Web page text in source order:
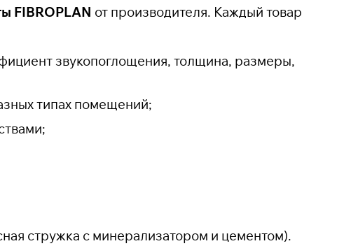
FIBROPLAN от производителя. Каждый товар
звукопоглощения, толщина, размеры,
типах помещений;
стружка с минерализатором и цементом).